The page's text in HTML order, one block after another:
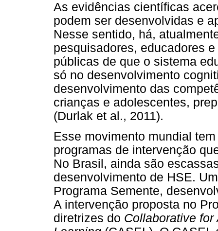
As evidências científicas
podem ser desenvolvidas e
Nesse sentido, há,
pesquisadores, educadores
públicas de que o sistema
só no desenvolvimento
desenvolvimento das
crianças e adolescentes,
(Durlak et al., 2011).
Esse movimento mundial
programas de intervenção
No Brasil, ainda são
desenvolvimento de HSE.
Programa Semente,
A intervenção proposta no
diretrizes do Collaborative